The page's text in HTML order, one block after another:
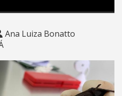
Ana Luiza Bonatto